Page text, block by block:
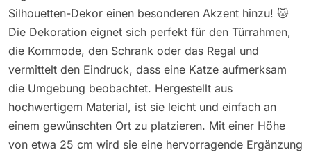
Silhouetten-Dekor einen besonderen Akzent hinzu! 🐱
Die Dekoration eignet sich perfekt für den Türrahmen,
die Kommode, den Schrank oder das Regal und
vermittelt den Eindruck, dass eine Katze aufmerksam
die Umgebung beobachtet. Hergestellt aus
hochwertigem Material, ist sie leicht und einfach an
einem gewünschten Ort zu platzieren. Mit einer Höhe
von etwa 25 cm wird sie eine hervorragende Ergänzung